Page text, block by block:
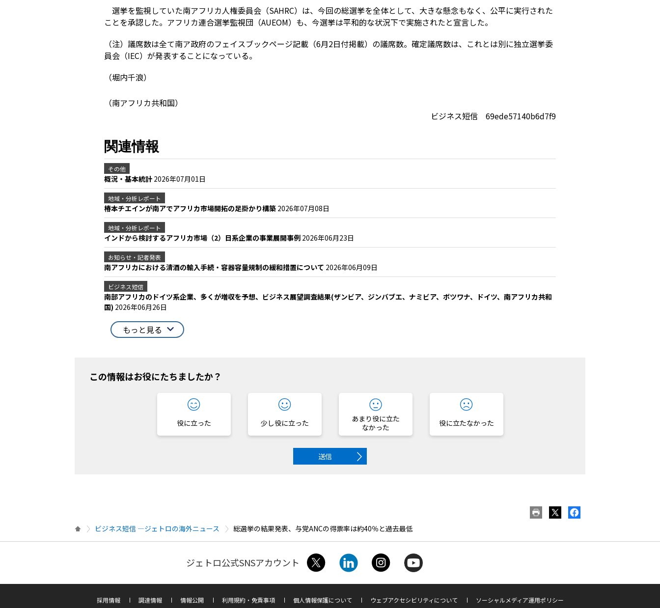
選挙を監視していた南アフリカ人権委員会（SAHRC）は、今回の総選挙を全体として、大きな懸念もなく、公平に実行された
ことを承認した。アフリカ連合選挙監視団（AUEOM）も、今選挙は平和的な状況下で実施されたと宣言した。
（注）議席数は全て南ア政府のフェイスブックページ記載（6月2日付掲載）の議席数。確定議席数は、これとは別に独立選挙委
員会（IEC）が発表することになっている。
（堀内千浪）
（南アフリカ共和国）
ビジネス短信 69ede57140b6d7f9
関連情報
その他
概況・基本統計 2026年07月01日
地域・分析レポート
椿本チエインが南アでアフリカ市場開拓の足掛かり構築 2026年07月08日
地域・分析レポート
インドから検討するアフリカ市場（2）日系企業の事業展開事例 2026年06月23日
お知らせ・記者発表
南アフリカにおける清酒の輸入手続・容器容量規制の緩和措置について 2026年06月09日
ビジネス短信
南部アフリカのドイツ系企業、多くが増収を予想、ビジネス展望調査結果(ザンビア、ジンバブエ、ナミビア、ボツワナ、ドイツ、南アフリカ共和
国) 2026年06月26日
もっと見る
この情報はお役にたちましたか？
役に立った 少し役に立った
あまり役に立た
なかった
役に立たなかった
送信
ビジネス短信 ―ジェトロの海外ニュース 総選挙の結果発表、与党ANCの得票率は約40％と過去最低
ジェトロ公式SNSアカウント
採用情報 調達情報 情報公開 利用規約・免責事項 個人情報保護について ウェブアクセシビリティについて ソーシャルメディア運用ポリシー